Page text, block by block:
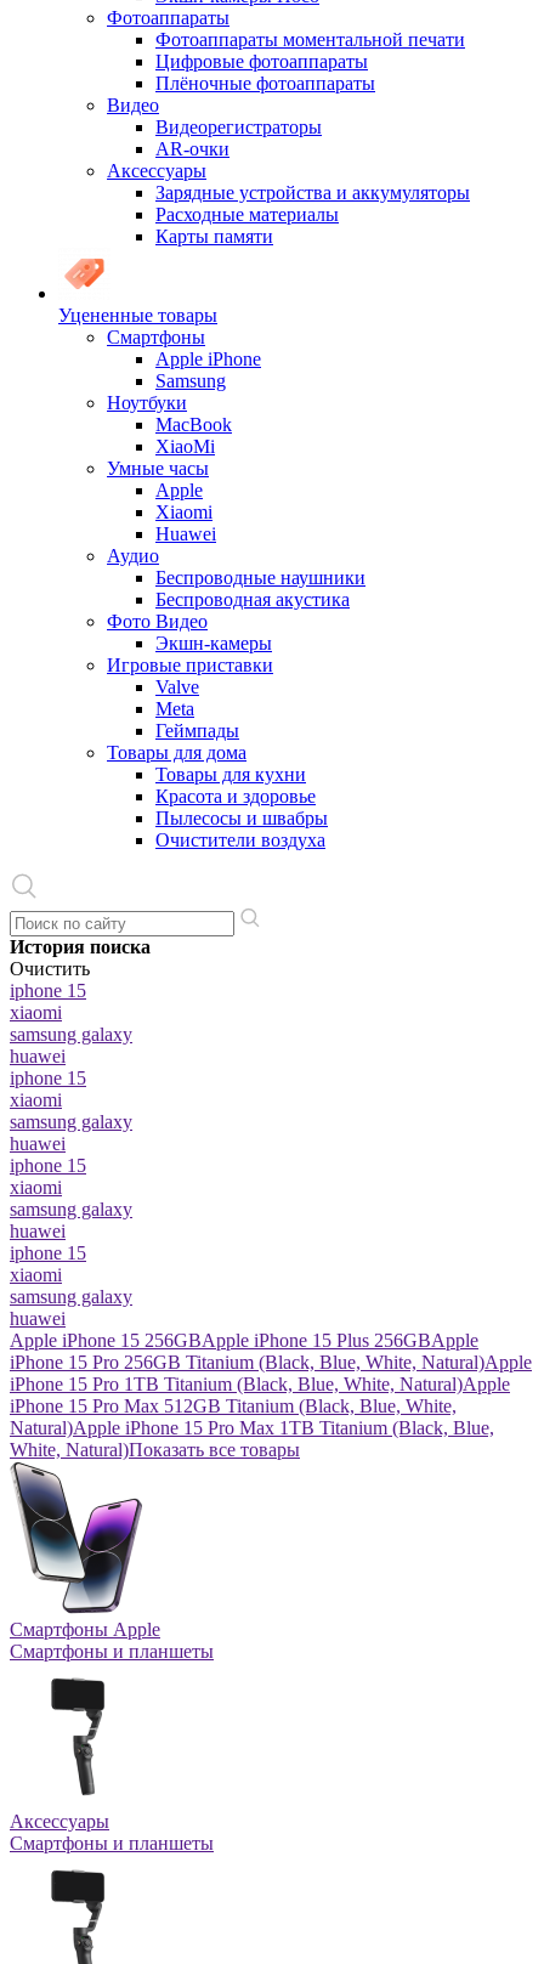
Фотоаппараты
Фотоаппараты моментальной печати
Цифровые фотоаппараты
Плёночные фотоаппараты
Видео
Видеорегистраторы
AR-очки
Аксессуары
Зарядные устройства и аккумуляторы
Расходные материалы
Карты памяти
Уцененные товары
Cмартфоны
Apple iPhone
Samsung
Ноутбуки
MacBook
XiaoMi
Умные часы
Apple
Xiaomi
Huawei
Аудио
Беспроводные наушники
Беспроводная акустика
Фото Видео
Экшн-камеры
Игровые приставки
Valve
Meta
Геймпады
Товары для дома
Товары для кухни
Красота и здоровье
Пылесосы и швабры
Очистители воздуха
История поиска
Очистить
iphone 15
xiaomi
samsung galaxy
huawei
iphone 15
xiaomi
samsung galaxy
huawei
iphone 15
xiaomi
samsung galaxy
huawei
iphone 15
xiaomi
samsung galaxy
huawei
Apple iPhone 15 256GBApple iPhone 15 Plus 256GBApple
iPhone 15 Pro 256GB Titanium (Black, Blue, White, Natural)Apple
iPhone 15 Pro 1TB Titanium (Black, Blue, White, Natural)Apple
iPhone 15 Pro Max 512GB Titanium (Black, Blue, White,
Natural)Apple iPhone 15 Pro Max 1TB Titanium (Black, Blue,
White, Natural)Показать все товары
Смартфоны Apple
Смартфоны и планшеты
Аксессуары
Смартфоны и планшеты